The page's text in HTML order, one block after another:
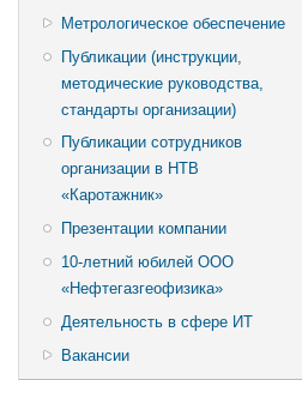
Метрологическое обеспечение
Публикации (инструкции,
методические руководства,
стандарты организации)
Публикации сотрудников
организации в НТВ
«Каротажник»
Презентации компании
10-летний юбилей ООО
«Нефтегазгеофизика»
Деятельность в сфере ИТ
Вакансии